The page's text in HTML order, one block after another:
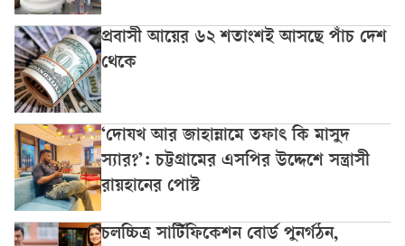
প্রবাসী আয়ের ৬২ শতাংশই আসছে পাঁচ দেশ
থেকে
‘দোযখ আর জাহান্নামে তফাৎ কি মাসুদ
স্যার?’: চট্টগ্রামের এসপির উদ্দেশে সন্ত্রাসী
রায়হানের পোস্ট
চলচ্চিত্র সার্টিফিকেশন বোর্ড পুনর্গঠন,